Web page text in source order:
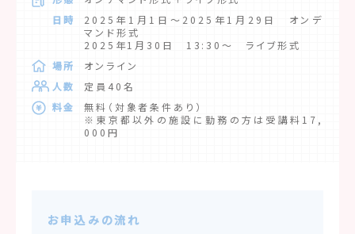
日時
2025年1月1日～2025年1月29日 オンデ
マンド形式
2025年1月30日 13:30～ ライブ形式
場所
オンライン
人数
定員40名
料金
無料（対象者条件あり）
※東京都以外の施設に勤務の方は受講料17,
000円
お申込みの流れ